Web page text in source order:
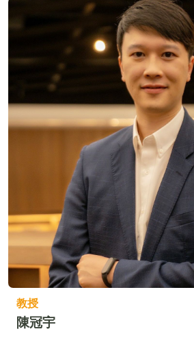
教授
陳冠宇